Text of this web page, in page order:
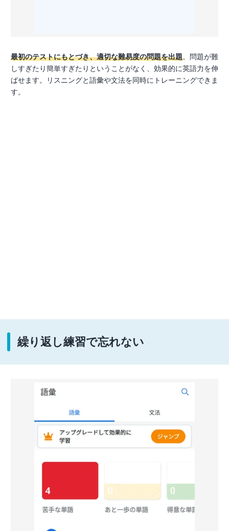
最初のテストにもとづき、適切な難易度の問題を出題。問題が難
しすぎたり簡単すぎたりということがなく、効果的に英語力を伸
ばせます。リスニングと語彙や文法を同時にトレーニングできま
す。
繰り返し練習で忘れない